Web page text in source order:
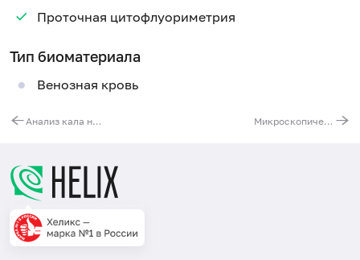
Проточная цитофлуориметрия
Тип биоматериала
Венозная кровь
Анализ кала на цисты простейших Микроскопическое исследование отделяемого мочеполовых органов мужчин (микрофлора)